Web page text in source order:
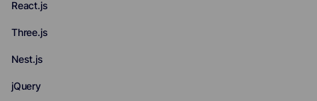
React.js
Three.js
Nest.js
jQuery